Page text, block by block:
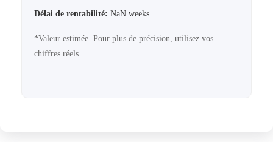
Délai de rentabilité: NaN weeks
*Valeur estimée. Pour plus de précision, utilisez vos
chiffres réels.